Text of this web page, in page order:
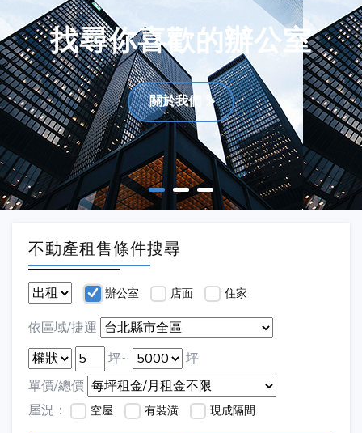
找尋你喜歡的辦公室
關於我們
不動產租售條件搜尋
辦公室 店面 住家
依區域/捷運
坪~
坪
單價/總價
屋況：
空屋 有裝潢 現成隔間